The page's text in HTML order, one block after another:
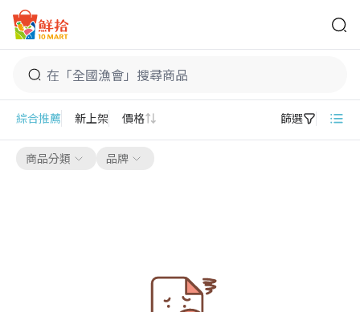
鮮拾
綜合推薦 新上架 價格 篩選
商品分類 品牌